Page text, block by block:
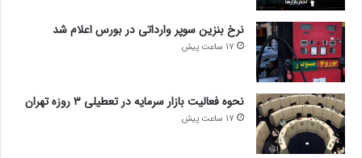
نرخ بنزین سوپر وارداتی در بورس اعلام شد
17 ساعت پیش
نحوه فعالیت بازار سرمایه در تعطیلی ۳ روزه تهران
17 ساعت پیش